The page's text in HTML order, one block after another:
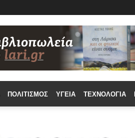
ΠΟΛΙΤΙΣΜΌΣ ΥΓΕΊΑ ΤΕΧΝΟΛΟΓΊΑ